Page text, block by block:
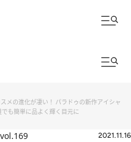
メの進化が凄い！ パラドゥの新作アイシャ
でも簡単に品よく輝く目元に
vol.169 2021.11.16